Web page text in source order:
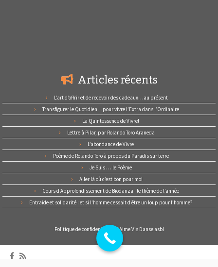
Articles récents
L’art d’offrir et de recevoir des cadeaux…au présent
Transfigurer le Quotidien…pour vivre l’Extra dans l’Ordinaire
La Quintessence de Vivre!
Lettre à Pilar, par Rolando Toro Araneda
L’abondance de Vivre
Poème de Rolando Toro à propos du Paradis sur terre
Je Suis … le Poème
Aller là où c’est bon pour moi
Cours d’Approfondissement de Biodanza : le thème de l’année
Entraide et solidarité : et si l’homme cessait d’être un loup pour l’homme?
Politique de confidentialité d’Aime Vis Danse asbl